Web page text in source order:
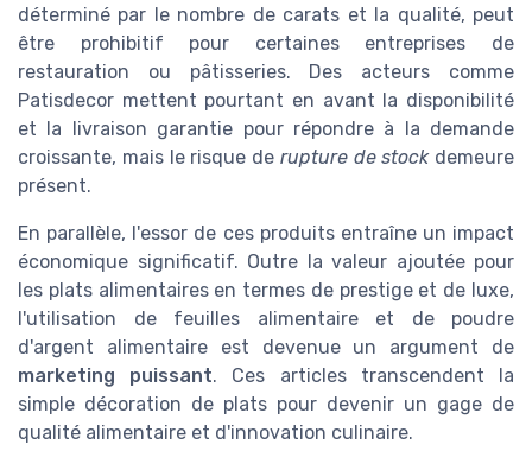
déterminé par le nombre de carats et la qualité, peut
être prohibitif pour certaines entreprises de
restauration ou pâtisseries. Des acteurs comme
Patisdecor mettent pourtant en avant la disponibilité
et la livraison garantie pour répondre à la demande
croissante, mais le risque de rupture de stockdemeure
présent.
En parallèle, l'essor de ces produits entraîne un impact
économique significatif. Outre la valeur ajoutée pour
les plats alimentaires en termes de prestige et de luxe,
l'utilisation de feuilles alimentaire et de poudre
d'argent alimentaire est devenue un argument de
marketing puissant. Ces articles transcendent la
simple décoration de plats pour devenir un gage de
qualité alimentaire et d'innovation culinaire.